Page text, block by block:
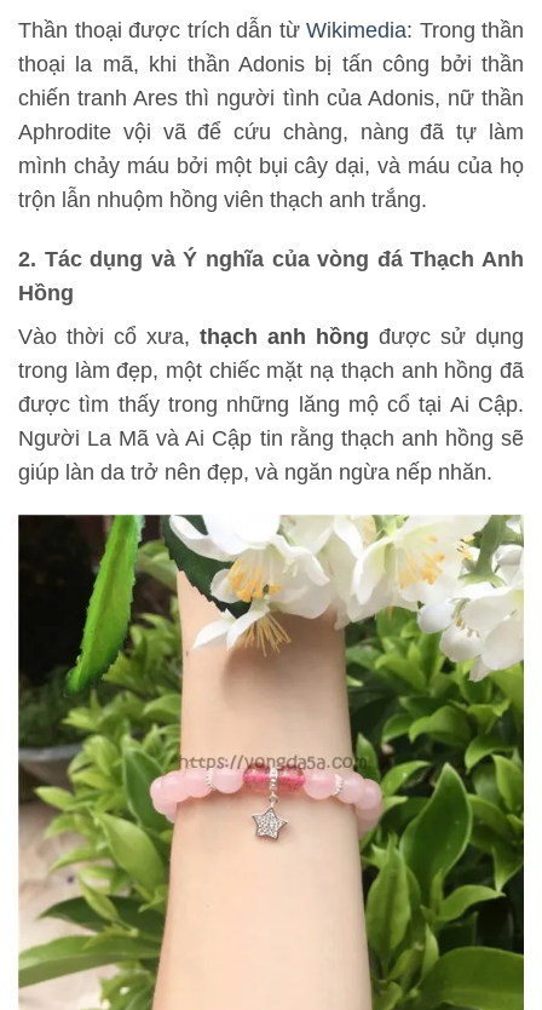
Thần thoại được trích dẫn từ Wikimedia: Trong thần
thoại la mã, khi thần Adonis bị tấn công bởi thần
chiến tranh Ares thì người tình của Adonis, nữ thần
Aphrodite vội vã để cứu chàng, nàng đã tự làm
mình chảy máu bởi một bụi cây dại, và máu của họ
trộn lẫn nhuộm hồng viên thạch anh trắng.
2. Tác dụng và Ý nghĩa của vòng đá Thạch Anh
Hồng
Vào thời cổ xưa, thạch anh hồng được sử dụng
trong làm đẹp, một chiếc mặt nạ thạch anh hồng đã
được tìm thấy trong những lăng mộ cổ tại Ai Cập.
Người La Mã và Ai Cập tin rằng thạch anh hồng sẽ
giúp làn da trở nên đẹp, và ngăn ngừa nếp nhăn.